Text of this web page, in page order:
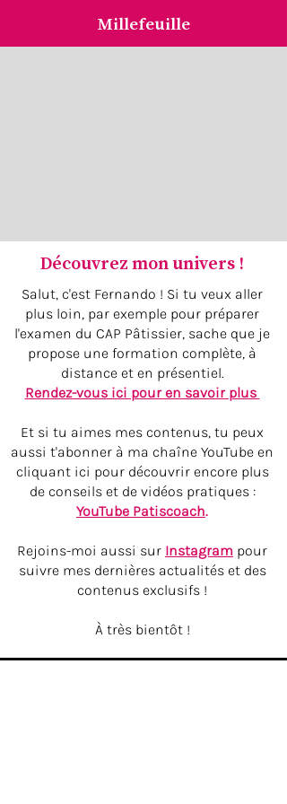
Millefeuille
Découvrez mon univers !
Salut, c'est Fernando ! Si tu veux aller
plus loin, par exemple pour préparer
l'examen du CAP Pâtissier, sache que je
propose une formation complète, à
distance et en présentiel.
Rendez-vous ici pour en savoir plus
Et si tu aimes mes contenus, tu peux
aussi t'abonner à ma chaîne YouTube en
cliquant ici pour découvrir encore plus
de conseils et de vidéos pratiques :
YouTube Patiscoach.
Rejoins-moi aussi sur Instagram pour
suivre mes dernières actualités et des
contenus exclusifs !
À très bientôt !